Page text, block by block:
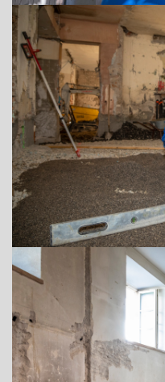
+43 (0) 6212 63 11-0